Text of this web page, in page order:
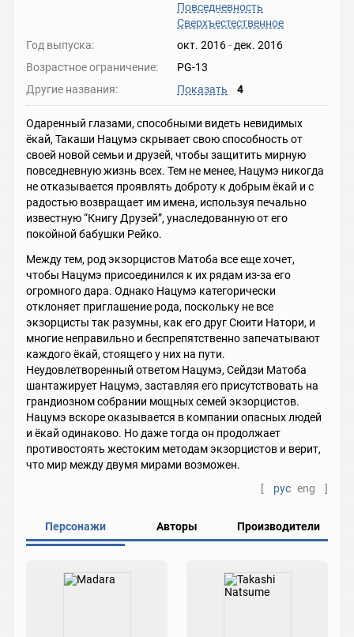
Повседневность
Сверхъестественное
Год выпуска:
окт. 2016- дек. 2016
Возрастное ограничение:
PG-13
Другие названия:
Показать 4
Одаренный глазами, способными видеть невидимых
ёкай, Такаши Нацумэ скрывает свою способность от
своей новой семьи и друзей, чтобы защитить мирную
повседневную жизнь всех. Тем не менее, Нацумэ никогда
не отказывается проявлять доброту к добрым ёкай и с
радостью возвращает им имена, используя печально
известную “Книгу Друзей”, унаследованную от его
покойной бабушки Рейко.
Между тем, род экзорцистов Матоба все еще хочет,
чтобы Нацумэ присоединился к их рядам из-за его
огромного дара. Однако Нацумэ категорически
отклоняет приглашение рода, поскольку не все
экзорцисты так разумны, как его друг Сюити Натори, и
многие неправильно и беспрепятственно запечатывают
каждого ёкай, стоящего у них на пути.
Неудовлетворенный ответом Нацумэ, Сейдзи Матоба
шантажирует Нацумэ, заставляя его присутствовать на
грандиозном собрании мощных семей экзорцистов.
Нацумэ вскоре оказывается в компании опасных людей
и ёкай одинаково. Но даже тогда он продолжает
противостоять жестоким методам экзорцистов и верит,
что мир между двумя мирами возможен.
[
рус eng ]
Персонажи Авторы Производители